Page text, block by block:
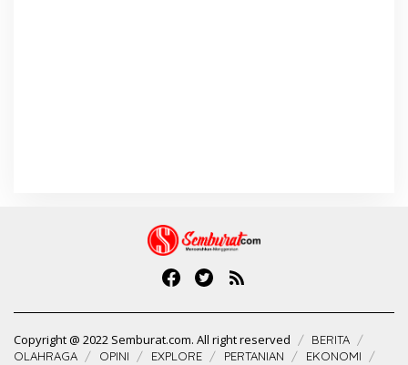
Copyright @ 2022 Semburat.com. All right reserved
BERITA
OLAHRAGA
OPINI EXPLORE PERTANIAN EKONOMI